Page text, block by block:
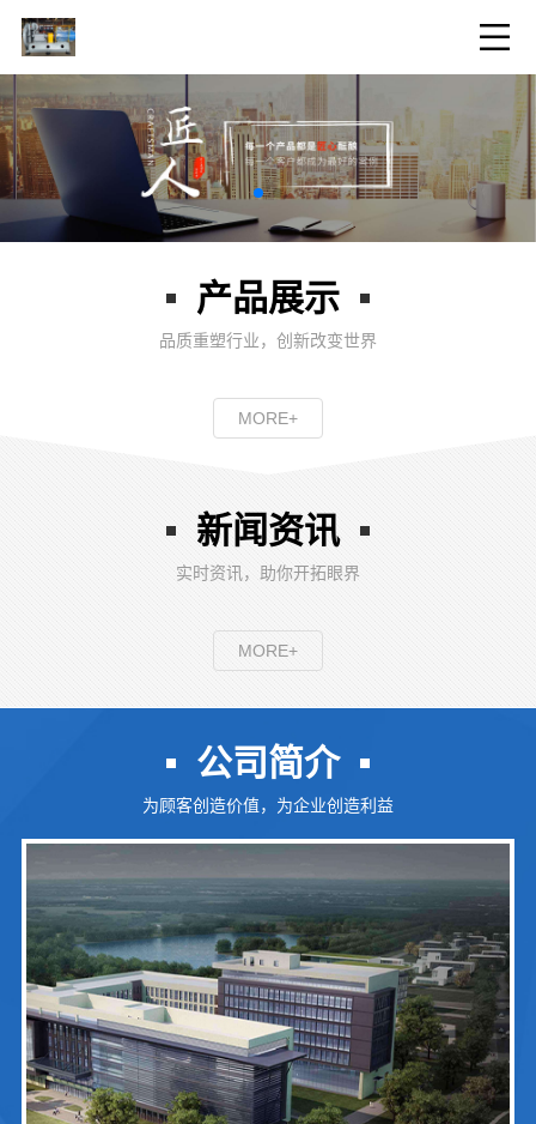
产品展示
品质重塑行业，创新改变世界
MORE+
新闻资讯
实时资讯，助你开拓眼界
MORE+
公司简介
为顾客创造价值，为企业创造利益